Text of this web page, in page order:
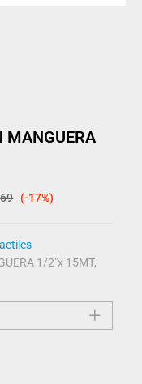
MANGUERA
(-17%)
1/2"x 15MT,